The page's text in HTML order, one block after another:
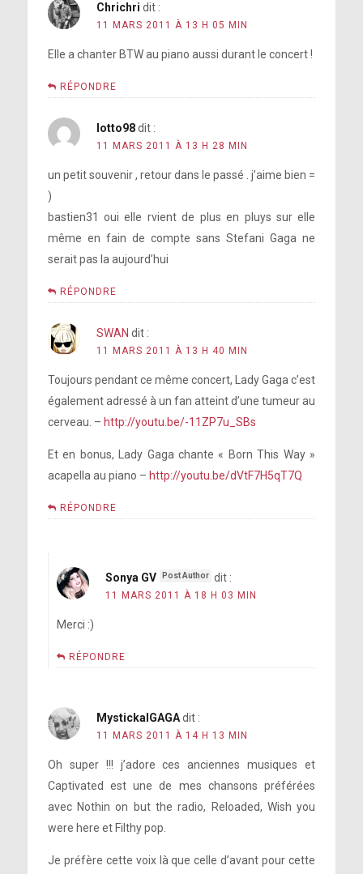
Chrichri dit :
11 MARS 2011 À 13 H 05 MIN
Elle a chanter BTW au piano aussi durant le concert !
RÉPONDRE
lotto98 dit :
11 MARS 2011 À 13 H 28 MIN
un petit souvenir , retour dans le passé . j’aime bien =
)
bastien31 oui elle rvient de plus en pluys sur elle
même en fain de compte sans Stefani Gaga ne
serait pas la aujourd’hui
RÉPONDRE
SWAN dit :
11 MARS 2011 À 13 H 40 MIN
Toujours pendant ce même concert, Lady Gaga c’est
également adressé à un fan atteint d’une tumeur au
cerveau. – http://youtu.be/-11ZP7u_SBs
Et en bonus, Lady Gaga chante « Born This Way »
acapella au piano – http://youtu.be/dVtF7H5qT7Q
RÉPONDRE
Sonya GV dit :
11 MARS 2011 À 18 H 03 MIN
Merci :)
RÉPONDRE
MystickalGAGA dit :
11 MARS 2011 À 14 H 13 MIN
Oh super !!! j’adore ces anciennes musiques et
Captivated est une de mes chansons préférées
avec Nothin on but the radio, Reloaded, Wish you
were here et Filthy pop.
Je préfère cette voix là que celle d’avant pour cette